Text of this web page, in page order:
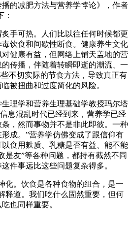
匹克频道 生活体育大会 体育江湖
兴 生态环境 一带一路 央博
大国保险 云顶对话 云起
节目单 栏目 片库 热播榜
的减肥方法与营养学悖论》，作者
：
手可热。人们比以往任何时候都更
饮食和间歇性断食。健康养生文化
健康有益，但网络上铺天盖地的营
传播，伴随着转瞬即逝的潮流、一
不切实际的节食方法，导致真正有
被扭曲和过度简化的风险。
理学和营养生理基础学教授玛尔塔
息混乱时代已经到来，营养学已经
，然而事物并不是非此即彼。一种
成。”营养学仿佛变成了跟信仰有
食用麸质、乳糖是否有益、能不能
是友”等各种问题，都持有截然不同
件事远比这些问题复杂得多。
化。饮食是各种食物的组合，是一
释道。我们吃什么固然重要，但何
也同样重要。